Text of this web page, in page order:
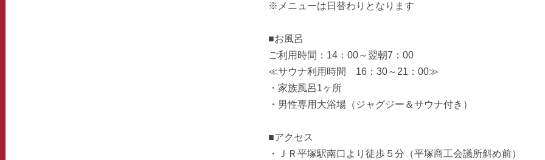
※メニューは日替わりとなります
■お風呂
ご利用時間：14：00～翌朝7：00
≪サウナ利用時間 16：30～21：00≫
・家族風呂1ヶ所
・男性専用大浴場（ジャグジー＆サウナ付き）
■アクセス
・ＪＲ平塚駅南口より徒歩５分（平塚商工会議所斜め前）